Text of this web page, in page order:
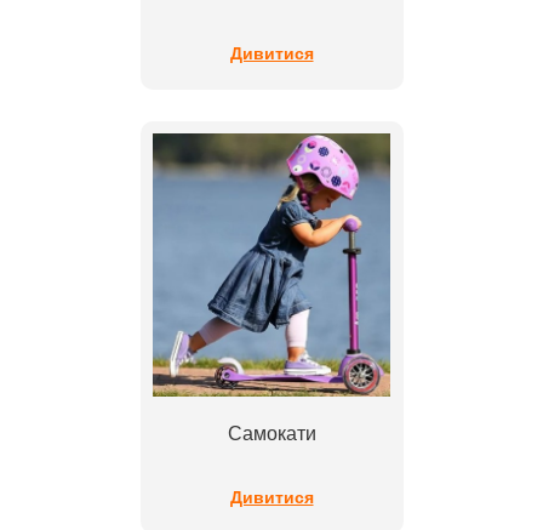
Дивитися
Самокати
Дивитися